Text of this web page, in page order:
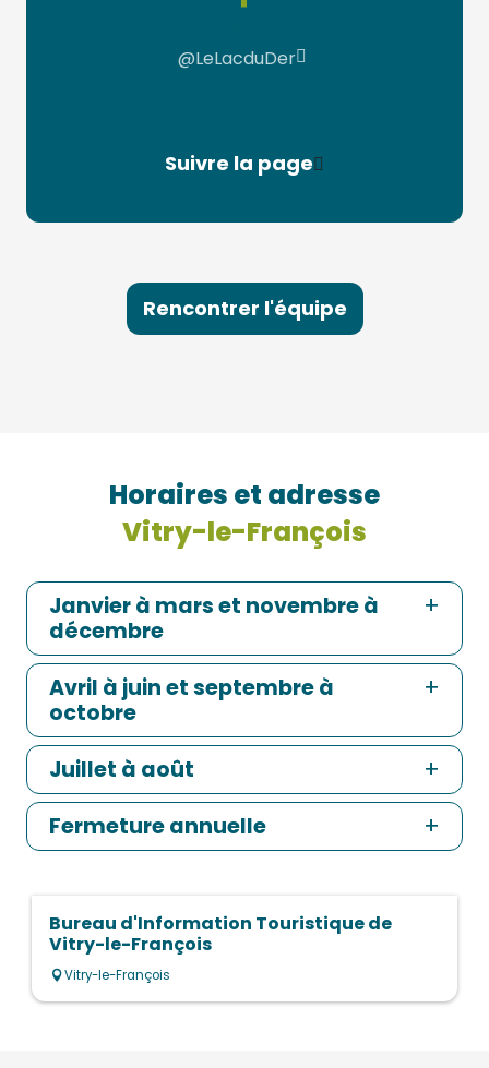
@LeLacduDer
Suivre la page
Rencontrer l'équipe
Horaires et adresse
Vitry-le-François
Janvier à mars et novembre à
décembre
Avril à juin et septembre à
octobre
Juillet à août
Fermeture annuelle
Bureau d'Information Touristique de
Vitry-le-François
Vitry-le-François